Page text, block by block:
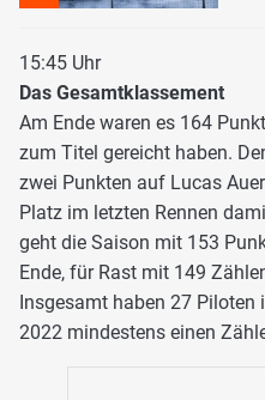
15:45 Uhr
Das Gesamtklassement
Am Ende waren es 164
zum Titel gereicht haben.
zwei Punkten auf Lucas
Platz im letzten Rennen
geht die Saison mit 153
Ende, für Rast mit 149
Insgesamt haben 27 Piloten
2022 mindestens einen